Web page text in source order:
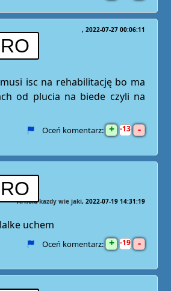
2022-07-27 00:06:11
isc na rehabilitację bo ma
od plucia na biede czyli na
Oceń komentarz: + 13 -
Arnold kazdy wie jaki 2022-07-19 14:31:19
uchem
Oceń komentarz: + 19 -